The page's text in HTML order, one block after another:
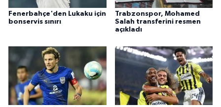
Fenerbahçe'den Lukaku için
bonservis sınırı
Trabzonspor, Mohamed
Salah transferini resmen
açıkladı